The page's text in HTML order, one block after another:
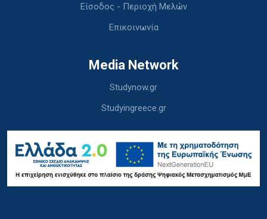
Είσοδος - Περιοχή Μελών
Επικοινωνία
Media Network
Studynow.gr
Studyingreece.gr